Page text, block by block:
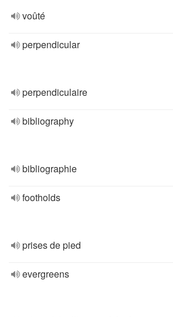
voûté
perpendicular
perpendiculaire
bibliography
bibliographie
footholds
prises de pied
evergreens